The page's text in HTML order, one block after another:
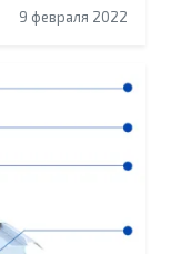
9 февраля 2022